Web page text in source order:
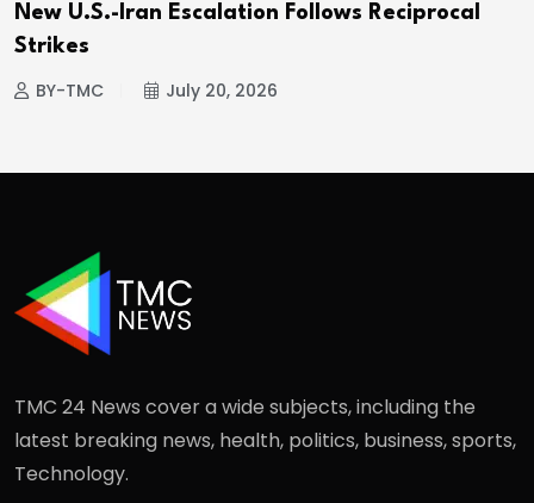
New U.S.-Iran Escalation Follows Reciprocal
Strikes
BY-TMC July 20, 2026
TMC 24 News cover a wide subjects, including the
latest breaking news, health, politics, business, sports,
Technology.